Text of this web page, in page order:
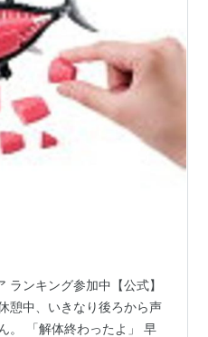
ランキング参加中【公式】
憩中、いきなり後ろから声
。 「解体終わったよ」 早